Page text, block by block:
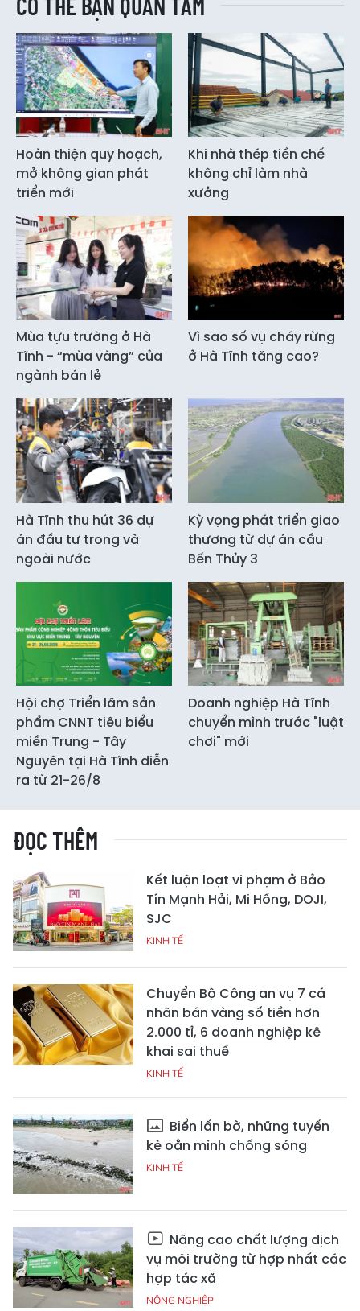
Hoàn thiện quy hoạch,
mở không gian phát
triển mới
Khi nhà thép tiền chế
không chỉ làm nhà
xưởng
Mùa tựu trường ở Hà
Tĩnh - “mùa vàng” của
ngành bán lẻ
Vì sao số vụ cháy rừng
ở Hà Tĩnh tăng cao?
Hà Tĩnh thu hút 36 dự
án đầu tư trong và
ngoài nước
Kỳ vọng phát triển giao
thương từ dự án cầu
Bến Thủy 3
Hội chợ Triển lãm sản
phẩm CNNT tiêu biểu
miền Trung - Tây
Nguyên tại Hà Tĩnh diễn
ra từ 21-26/8
Doanh nghiệp Hà Tĩnh
chuyển mình trước "luật
chơi" mới
ĐỌC THÊM
Kết luận loạt vi phạm ở Bảo
Tín Mạnh Hải, Mi Hồng, DOJI,
SJC
KINH TẾ
Chuyển Bộ Công an vụ 7 cá
nhân bán vàng số tiền hơn
2.000 tỉ, 6 doanh nghiệp kê
khai sai thuế
KINH TẾ
Biển lấn bờ, những tuyến
kè oằn mình chống sóng
KINH TẾ
Nâng cao chất lượng dịch
vụ môi trường từ hợp nhất các
hợp tác xã
NÔNG NGHIỆP